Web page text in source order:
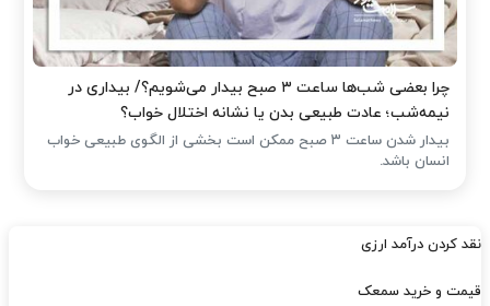
چرا بعضی شب‌ها ساعت ۳ صبح بیدار می‌شویم؟/ بیداری در
نیمه‌شب؛ عادت طبیعی بدن یا نشانه اختلال خواب؟
بیدار شدن ساعت ۳ صبح ممکن است بخشی از الگوی طبیعی خواب
انسان باشد.
نقد کردن درآمد ارزی
قیمت و خرید سمعک